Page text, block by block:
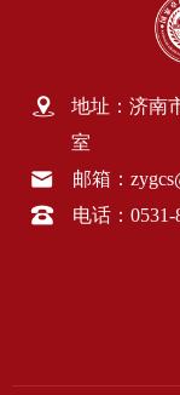
地址：济南
室
邮箱：
电话：0531-